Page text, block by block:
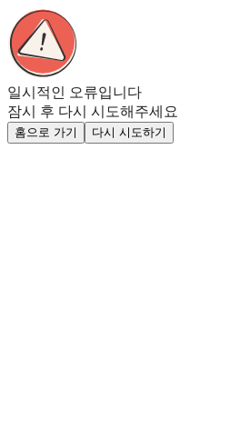
일시적인 오류입니다
잠시 후 다시 시도해주세요
홈으로 가기 다시 시도하기